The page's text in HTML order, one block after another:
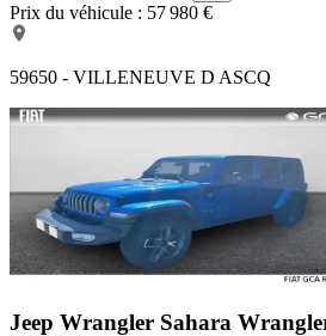
Prix du véhicule : 57 980 €
59650 - VILLENEUVE D ASCQ
Jeep Wrangler Sahara